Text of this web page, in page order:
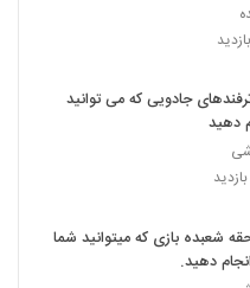
ترفندهای جادویی که می توانید
دهید
حقه شعبده بازی که میتوانید شما
دهید.